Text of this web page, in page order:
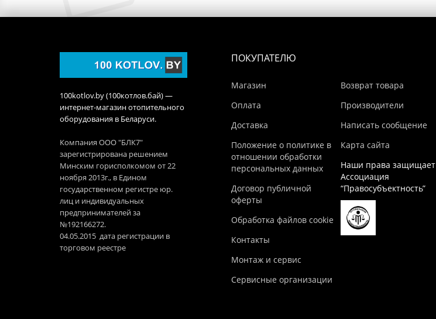
100kotlov.by (100котлов.бай) —
интернет-магазин отопительного
оборудования в Беларуси.
Компания ООО "БЛК7"
зарегистрирована решением
Минским горисполкомом от 22
ноября 2013г., в Едином
государственном регистре юр.
лиц и индивидуальных
предпринимателей за
№192166272.
04.05.2015 дата регистрации в
торговом реестре
ПОКУПАТЕЛЮ
Магазин
Оплата
Доставка
Положение о политике в
отношении обработки
персональных данных
Договор публичной
оферты
Обработка файлов cookie
Контакты
Монтаж и сервис
Сервисные организации
Возврат товара
Производители
Написать сообщение
Карта сайта
Наши права защищает
Ассоциация
“Правосубъектность”